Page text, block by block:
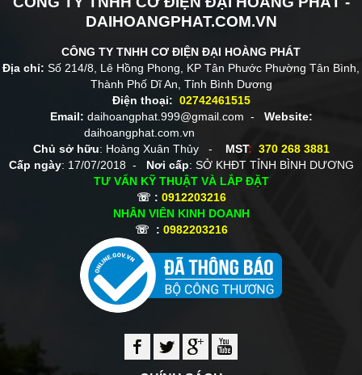
DAIHOANGPHAT.COM.VN
CÔNG TY TNHH CƠ ĐIỆN ĐẠI HOÀNG PHÁT
Địa chỉ: Số 214/8, Lê Hồng Phong, KP Tân Phước Phường Tân Bình,
Thành Phố Dĩ An, Tỉnh Bình Dương
Điện thoại: 02742461515
Email: daihoangphat.999@gmail.com - Website:
daihoangphat.com.vn
Chủ sở hữu: Hoàng Xuân Thủy - MST: 370 268 3881
Cấp ngày: 17/07/2018 - Nơi cấp: SỞ KHĐT TỈNH BÌNH DƯƠNG
TƯ VẤN KỸ THUẬT VÀ LẮP ĐẶT
☏ : 0912203216
NHÂN VIÊN KINH DOANH
☏ : 0982203216